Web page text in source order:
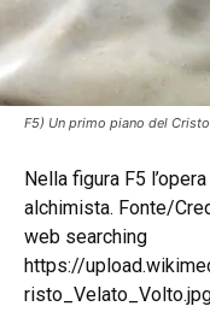
F5) Un primo piano del
Nella figura F5
alchimista. Fonte/
web searching
https://